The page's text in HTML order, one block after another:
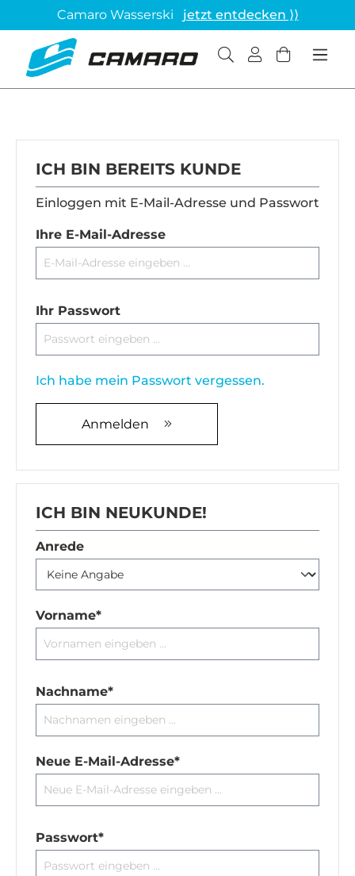
Camaro Wasserski jetzt entdecken ⟩⟩
ICH BIN BEREITS KUNDE
Einloggen mit E-Mail-Adresse und Passwort
Ihre E-Mail-Adresse
Ihr Passwort
Ich habe mein Passwort vergessen.
Anmelden
ICH BIN NEUKUNDE!
Persönliche Informationen
Anrede
Vorname*
Nachname*
Neue E-Mail-Adresse*
Passwort*